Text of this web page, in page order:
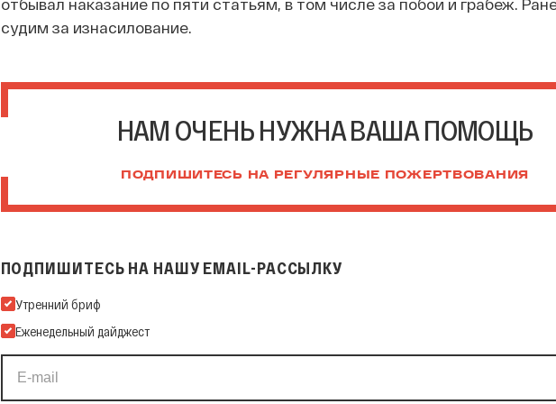
отбывал наказание по пяти статьям, в том числе за побои и грабеж.
судим за изнасилование.
НАМ ОЧЕНЬ НУЖНА ВАША ПОМОЩЬ
ПОДПИШИТЕСЬ НА РЕГУЛЯРНЫЕ ПОЖЕРТВОВАНИЯ
ПОДПИШИТЕСЬ НА НАШУ EMAIL-РАССЫЛКУ
Подпишитесь на нашу Email-рассылку
Утренний бриф
Еженедельный дайджест